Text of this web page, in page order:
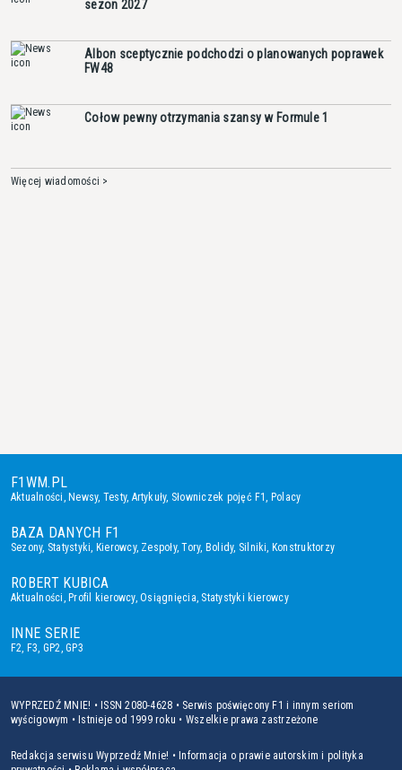
sezon 2027
Albon sceptycznie podchodzi o planowanych poprawek
FW48
Cołow pewny otrzymania szansy w Formule 1
Więcej wiadomości >
F1WM.PL
Aktualności, Newsy, Testy, Artykuły, Słowniczek pojęć F1, Polacy
BAZA DANYCH F1
Sezony, Statystyki, Kierowcy, Zespoły,Tory, Bolidy, Silniki, Konstruktorzy
ROBERT KUBICA
Aktualności, Profil kierowcy,Osiągnięcia, Statystyki kierowcy
INNE SERIE
F2, F3, GP2,GP3
WYPRZEDŹ MNIE! • ISSN 2080-4628 • Serwis poświęcony F1 i innym seriom
wyścigowym • Istnieje od 1999 roku • Wszelkie prawa zastrzeżone
Redakcja serwisu Wyprzedź Mnie! • Informacja o prawie autorskim i polityka